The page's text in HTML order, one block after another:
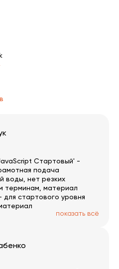
Стартовый' -
подача
воды, нет резких
терминам, материал
для стартового уровня
примерами,
в теме, всё толково и
Спасибо за труд
показать всё